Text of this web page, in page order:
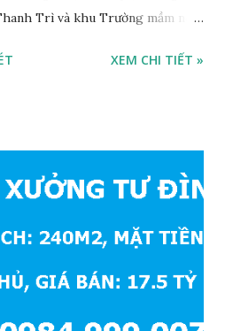
Trì và khu Trường mầm non,
đấu giá mới năm 2020, hạ tầng
xuyến cuối đường Cổ Linh và
phòng, hoặc xây căn hộ cho
Đông Nam; * Pháp lý: sổ đỏ
tỷ, có thương lượng với khách
XEM CHI TIẾT »